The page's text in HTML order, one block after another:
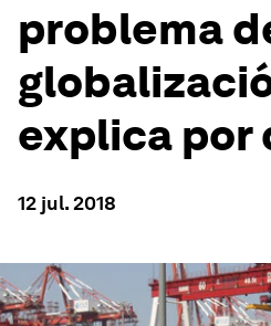
problema
explica por
12 jul. 2018